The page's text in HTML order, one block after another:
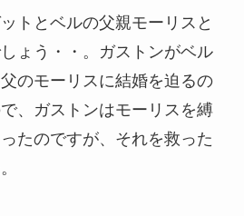
トとベルの父親モーリスと
ょう・・。ガストンがベル
のモーリスに結婚を迫るの
、ガストンはモーリスを縛
たのですが、それを救った